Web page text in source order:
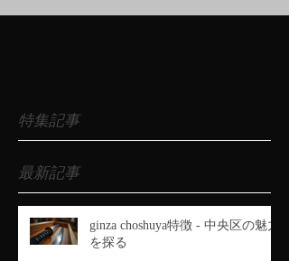
特集記事
最新記事
ginza choshuya特徴 - 中央区の魅力
を探る